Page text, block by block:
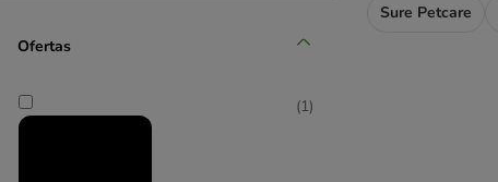
Ofertas
(1)
Sure Petcare